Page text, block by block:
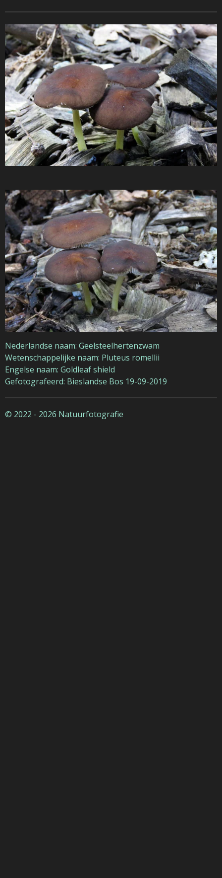
Nederlandse naam: Geelsteelhertenzwam
Wetenschappelijke naam: Pluteus romellii
Engelse naam: Goldleaf shield
Gefotografeerd: Bieslandse Bos 19-09-2019
© 2022 - 2026 Natuurfotografie